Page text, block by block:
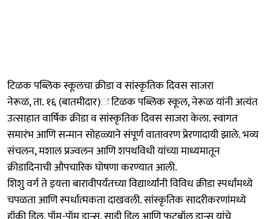
टिळक पब्लिक स्कूलचा क्रीडा व सांस्कृतिक दिवस साजरा
नेरूळ, ता. १६ (बातमीदार)ः टिळक पब्लिक स्कूल, नेरूळ यांनी अत्यंत
उत्साहात वार्षिक क्रीडा व सांस्कृतिक दिवस साजरा केला. स्वागत
समारंभ आणि सन्मान सोहळ्याने संपूर्ण वातावरण प्रेरणादायी झाले. भव्य
संचलन, मशाल प्रज्वलन आणि शपथविधी यांच्या माध्यमातून
क्रीडादिनाची औपचारिक घोषणा करण्यात आली.
शिशु वर्ग ते इयत्ता बारावीपर्यंतच्या विद्यार्थ्यांनी विविध क्रीडा स्पर्धांमध्ये
चपळता आणि स्पर्धात्मकता दाखवली. सांस्कृतिक सादरीकरणांमध्ये